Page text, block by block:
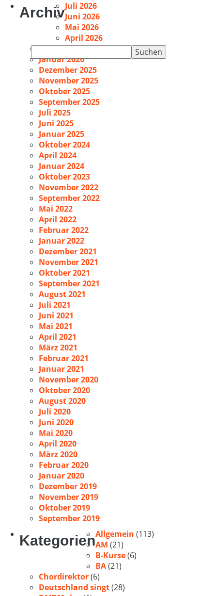
Suchen
nach:
ArchivJuli 2026
Juni 2026
Mai 2026
April 2026
Februar 2026
Januar 2026
Dezember 2025
November 2025
Oktober 2025
September 2025
Juli 2025
Juni 2025
Januar 2025
Oktober 2024
April 2024
Januar 2024
Oktober 2023
November 2022
September 2022
Mai 2022
April 2022
Februar 2022
Januar 2022
Dezember 2021
November 2021
Oktober 2021
September 2021
August 2021
Juli 2021
Juni 2021
Mai 2021
April 2021
März 2021
Februar 2021
Januar 2021
November 2020
Oktober 2020
August 2020
Juli 2020
Juni 2020
Mai 2020
April 2020
März 2020
Februar 2020
Januar 2020
Dezember 2019
November 2019
Oktober 2019
September 2019
KategorienAllgemein (113)
AM (21)
B-Kurse(6)
BA(21)
Chordirektor(6)
Deutschland singt(28)